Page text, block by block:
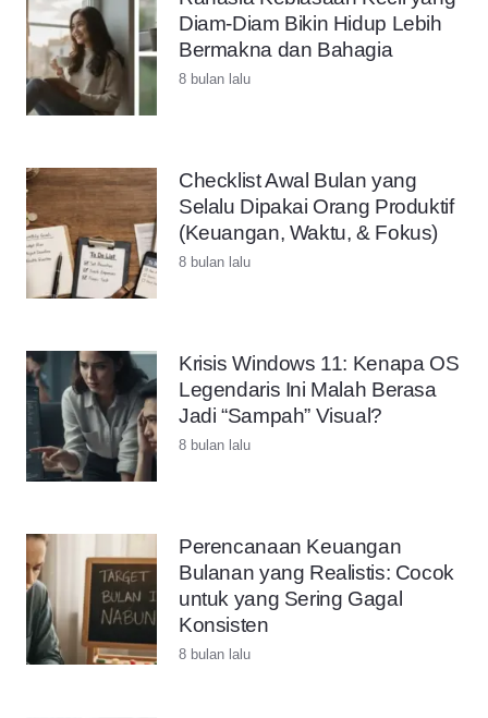
Diam-Diam Bikin Hidup Lebih
Bermakna dan Bahagia
8 bulan lalu
Checklist Awal Bulan yang
Selalu Dipakai Orang Produktif
(Keuangan, Waktu, & Fokus)
8 bulan lalu
Krisis Windows 11: Kenapa OS
Legendaris Ini Malah Berasa
Jadi “Sampah” Visual?
8 bulan lalu
Perencanaan Keuangan
Bulanan yang Realistis: Cocok
untuk yang Sering Gagal
Konsisten
8 bulan lalu